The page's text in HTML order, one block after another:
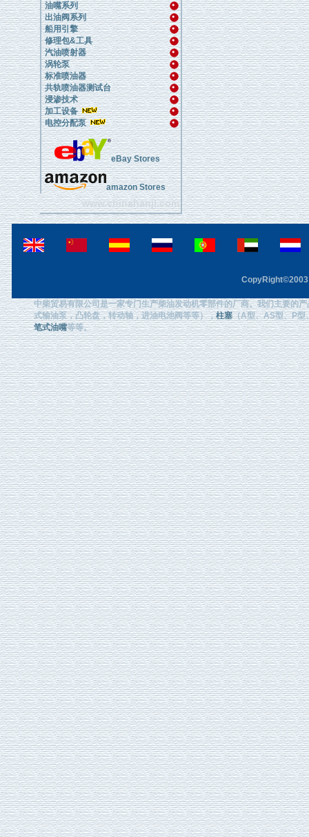
油嘴系列
出油阀系列
船用引擎
修理包&工具
汽油喷射器
涡轮泵
标准喷油器
共轨喷油器测试台
浸渗技术
加工设备
电控分配泵
eBay Stores
amazon Stores
www.chinahanji.com
中柴贸易有限公司是一家专门生产柴油发动机零部件的厂商。我们主要的产
式输油泵，凸轮盘，转动轴，进油电池阀等等），柱塞（A型、AS型、P型
笔式油嘴等等。